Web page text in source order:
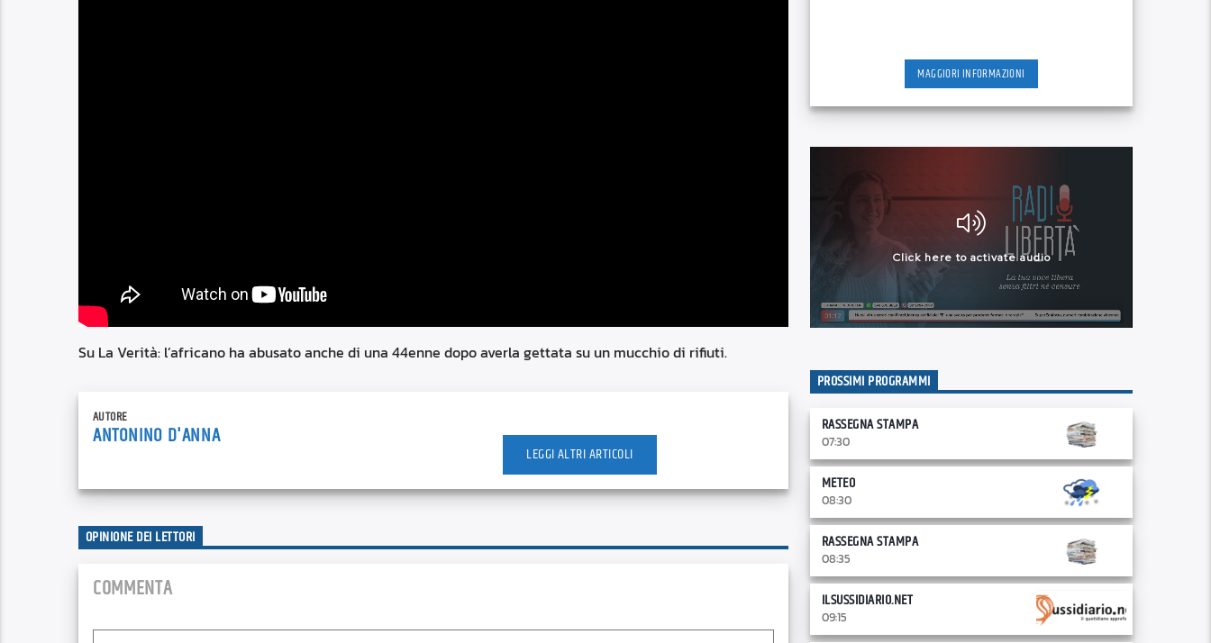
Su La Verità: l’africano ha abusato anche di una 44enne dopo averla gettata su un mucchio di rifiuti.
AUTORE
ANTONINO D'ANNA
LEGGI ALTRI ARTICOLI
OPINIONE DEI LETTORI
COMMENTA
MAGGIORI INFORMAZIONI
PROSSIMI PROGRAMMI
RASSEGNA STAMPA
07:30
METEO
08:30
RASSEGNA STAMPA
08:35
ILSUSSIDIARIO.NET
09:15